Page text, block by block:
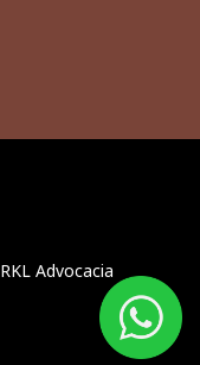
Advocacia